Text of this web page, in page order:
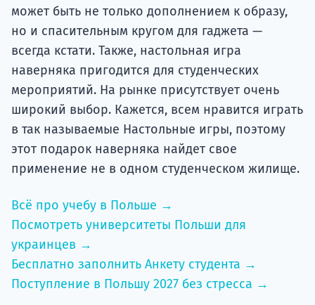
может быть не только дополнением к образу,
но и спасительным кругом для гаджета —
всегда кстати. Также, настольная игра
наверняка пригодится для студенческих
мероприятий. На рынке присутствует очень
широкий выбор. Кажется, всем нравится играть
в так называемые Настольные игры, поэтому
этот подарок наверняка найдет свое
применение не в одном студенческом жилище.
Всё про учебу в Польше →
Посмотреть университеты Польши для
украинцев →
Бесплатно заполнить Анкету студента →
Поступление в Польшу 2027 без стресса →